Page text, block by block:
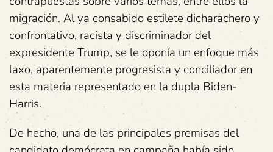
migración. Al ya consabido estilete dicharachero y
confrontativo, racista y discriminador del
expresidente Trump, se le oponía un enfoque más
laxo, aparentemente progresista y conciliador en
esta materia representado en la dupla Biden-
Harris.
De hecho, una de las principales premisas del